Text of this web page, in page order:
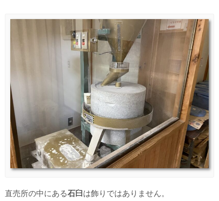
直売所の中にある石臼 は飾りではありません。